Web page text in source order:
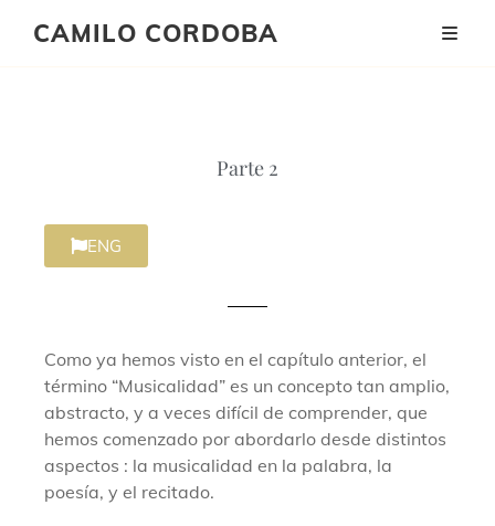
CAMILO CORDOBA
Parte 2
ENG
Como ya hemos visto en el capítulo anterior, el
término “Musicalidad” es un concepto tan amplio,
abstracto, y a veces difícil de comprender, que
hemos comenzado por abordarlo desde distintos
aspectos : la musicalidad en la palabra, la
poesía, y el recitado.